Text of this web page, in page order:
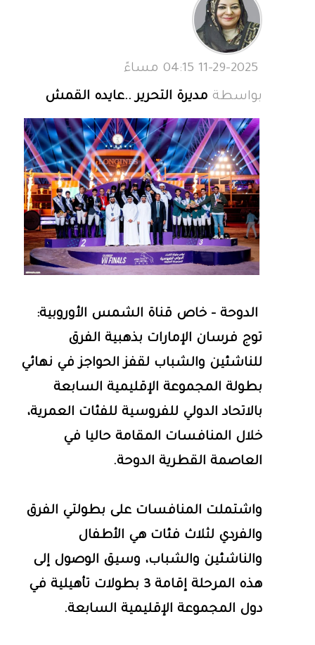
بواسطة مديرة التحرير ..عايده القمش
الدوحة - خاص قناة الشمس الأوروبية:
توج فرسان الإمارات بذهبية الفرق
للناشئين والشباب لقفز الحواجز في نهائي
بطولة المجموعة الإقليمية السابعة
بالاتحاد الدولي للفروسية للفئات العمرية،
خلال المنافسات المقامة حاليا في
العاصمة القطرية الدوحة.
واشتملت المنافسات على بطولتي الفرق
والفردي لثلاث فئات هي الأطفال
والناشئين والشباب، وسيق الوصول إلى
هذه المرحلة إقامة 3 بطولات تأهيلية في
دول المجموعة الإقليمية السابعة.